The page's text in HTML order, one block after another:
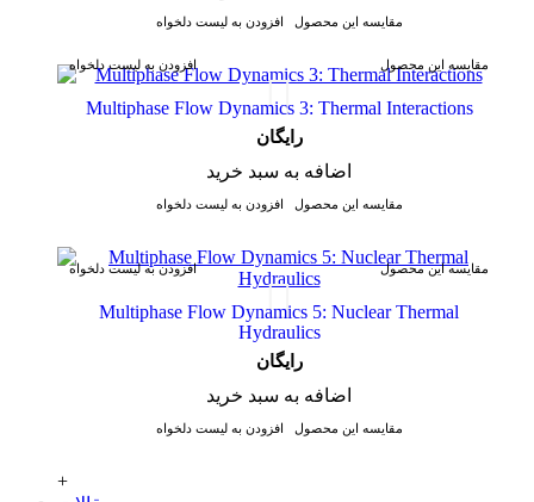
افزودن به لیست دلخواه مقایسه این محصول
افزودن به لیست دلخواه مقایسه این محصول
Multiphase Flow Dynamics 3: Thermal Interactions
رایگان
اضافه به سبد خرید
افزودن به لیست دلخواه مقایسه این محصول
افزودن به لیست دلخواه مقایسه این محصول
Multiphase Flow Dynamics 5: Nuclear Thermal
Hydraulics
رایگان
اضافه به سبد خرید
افزودن به لیست دلخواه مقایسه این محصول
+